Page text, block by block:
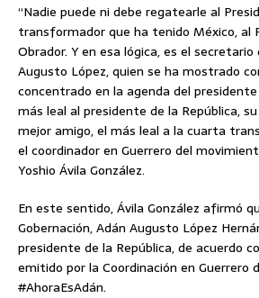
“Nadie puede ni debe regatearle al
transformador que ha tenido México, al
Obrador. Y en esa lógica, es el secretario
Augusto López, quien se ha mostrado
concentrado en la agenda del
más leal al presidente de la República,
mejor amigo, el más leal a la cuarta
el coordinador en Guerrero del
Yoshio Ávila González.
En este sentido, Ávila González afirmó
Gobernación, Adán Augusto López
presidente de la República, de acuerdo
emitido por la Coordinación en Guerrero
#AhoraEsAdán.